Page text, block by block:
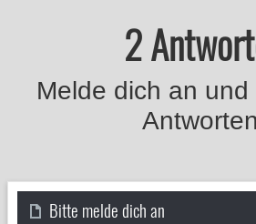
2
Melde dich an und
Bitte melde dich an